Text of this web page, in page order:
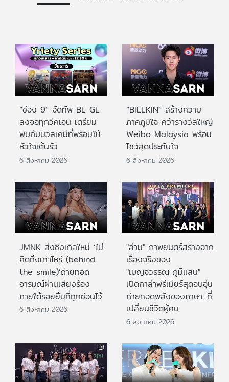
“ช่อง 9” จัดทัพ BL GL
ลงจอทุกวีคเอน เตรียม
พบกับมวลเคมีที่พร้อมให้
หัวใจเต้นรัว
6 สิงหาคม 2026
“BILLKIN” สร้างความ
ภาคภูมิใจ คว้ารางวัลใหญ่
Weibo Malaysia พร้อม
โชว์สุดประทับใจ
6 สิงหาคม 2026
JMNK ส่งซิงเกิลใหม่ ‘ไม่
คิดถึงเท่าไหร่ (behind
the smile)’ถ่ายทอด
อารมณ์ผ่านเสียงร้อง
ภายใต้รอยยิ้มที่ถูกซ่อนไว้
6 สิงหาคม 2026
"ล่าม" ภาพยนตร์สร้างจาก
เรื่องจริงของ
"เบญจวรรณ ภูมิแสน"
เปิดกาล่าพรีเมียร์สุดอบอุ่น
ถ่ายทอดพลังของภาษา...ที่
เปลี่ยนชีวิตผู้คน
6 สิงหาคม 2026